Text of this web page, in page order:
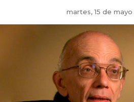
martes, 15 de mayo